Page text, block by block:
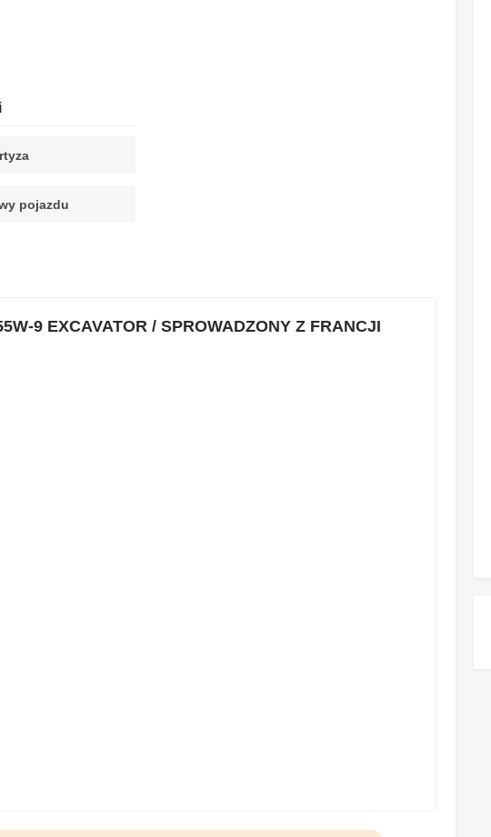
pojazdu
9 EXCAVATOR / SPROWADZONY Z FRANCJI